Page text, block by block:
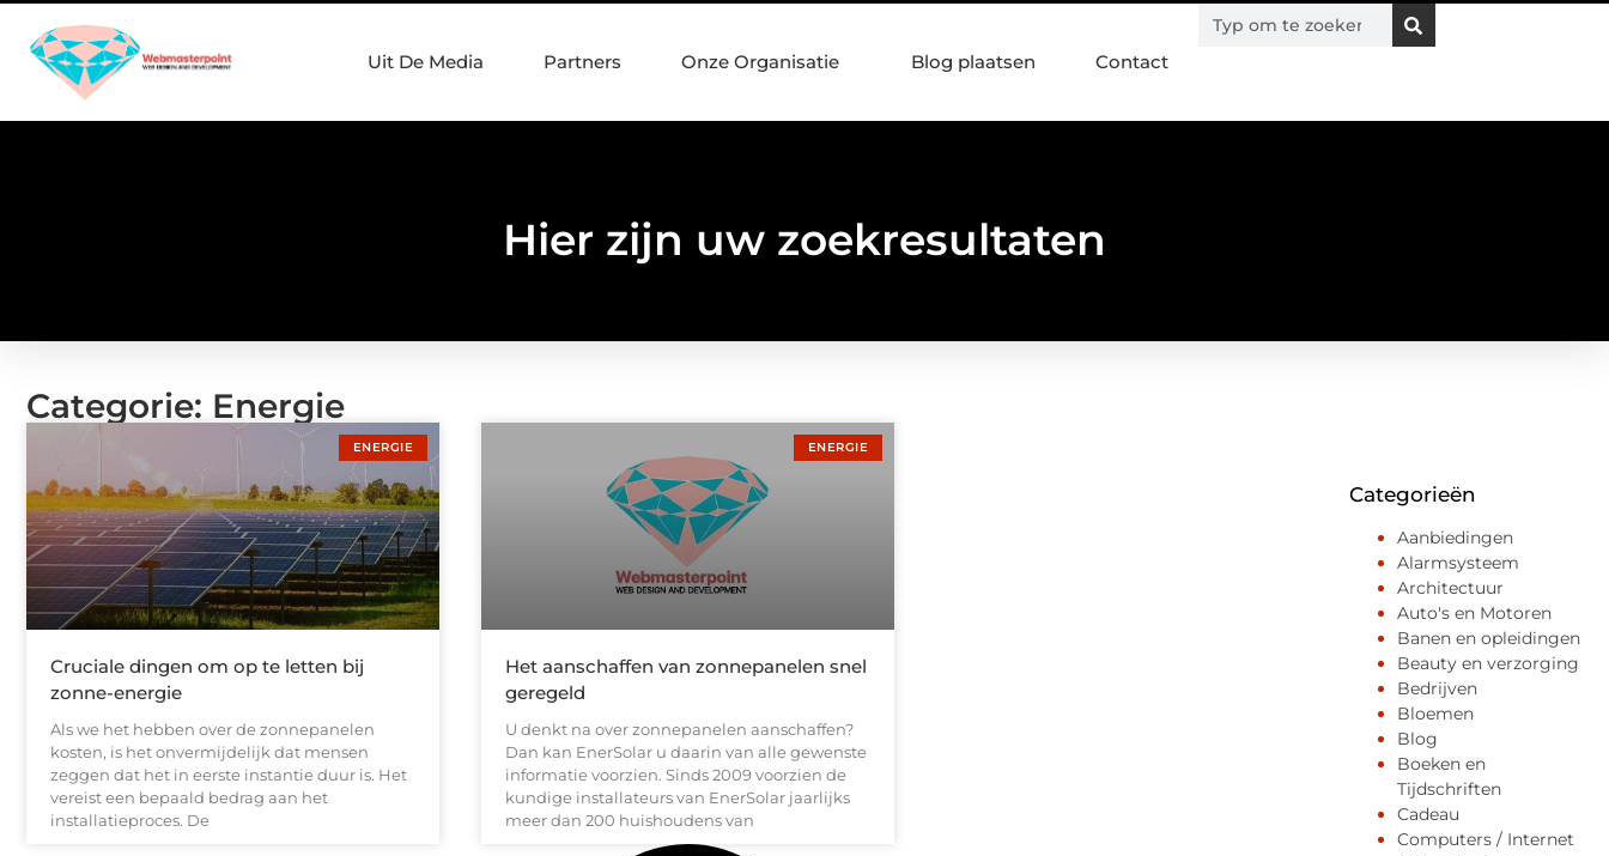
Uit De Media Partners Onze Organisatie Blog plaatsen Contact
Hier zijn uw zoekresultaten
Categorie: Energie
ENERGIE
Cruciale dingen om op te letten bij
zonne-energie
Als we het hebben over de zonnepanelen
kosten, is het onvermijdelijk dat mensen
zeggen dat het in eerste instantie duur is. Het
vereist een bepaald bedrag aan het
installatieproces. De
ENERGIE
Het aanschaffen van zonnepanelen snel
geregeld
U denkt na over zonnepanelen aanschaffen?
Dan kan EnerSolar u daarin van alle gewenste
informatie voorzien. Sinds 2009 voorzien de
kundige installateurs van EnerSolar jaarlijks
meer dan 200 huishoudens van
Categorieën
Aanbiedingen
Alarmsysteem
Architectuur
Auto's en Motoren
Banen en opleidingen
Beauty en verzorging
Bedrijven
Bloemen
Blog
Boeken en
Tijdschriften
Cadeau
Computers / Internet